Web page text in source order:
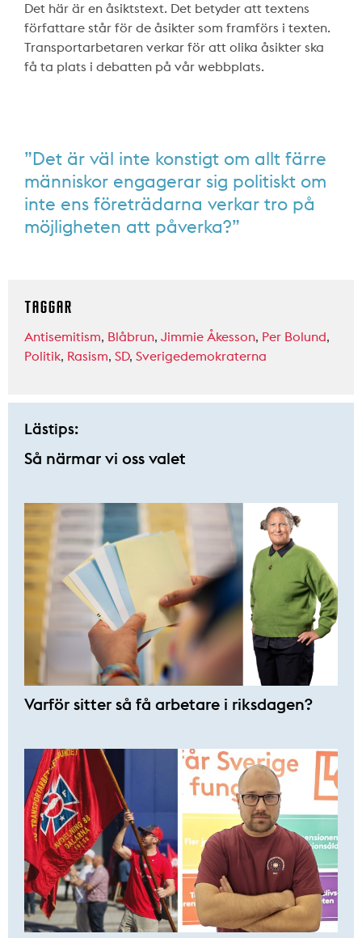
Det här är en åsiktstext. Det betyder att textens
författare står för de åsikter som framförs i texten.
Transportarbetaren verkar för att olika åsikter ska
få ta plats i debatten på vår webbplats.
”Det är väl inte konstigt om allt färre
människor engagerar sig politiskt om
inte ens företrädarna verkar tro på
möjligheten att påverka?”
TAGGAR
Antisemitism, Blåbrun, Jimmie Åkesson, Per Bolund,
Politik, Rasism, SD, Sverigedemokraterna
Lästips:
Så närmar vi oss valet
Varför sitter så få ­arbetare i riksdagen?